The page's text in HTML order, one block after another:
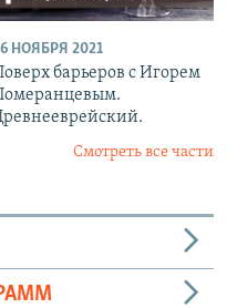
НОЯБРЯ 2021
барьеров с Игорем
Смотреть все части